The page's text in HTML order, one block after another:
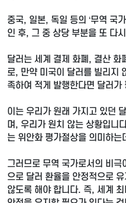
중국, 일본, 독일 등의 ‘무역 국
인 후, 그 중 상당 부분을 또 다
달러는 세계 결제 화폐, 결산 화
로, 만약 미국이 달러를 빌리지
족하여 적게 발행한다면 달러가
이는 우리가 원래 가지고 있던
며, 우리가 원치 않는 상황입니
는 위안화 평가절상을 의미하
그러므로 무역 국가로서의 비
으로 달러 환율을 안정적으로
않도록 해야 합니다. 즉, 세계